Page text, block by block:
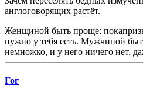
англоговорящих растёт.
Женщиной быть проще:
нужно у тебя есть. Мужчиной
немножко, и у него ничего нет,
Гог